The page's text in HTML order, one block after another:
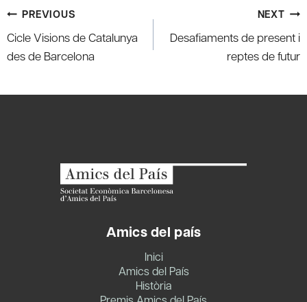
Post
navigation
PREVIOUS
Cicle Visions de Catalunya
des de Barcelona
NEXT
Desafiaments de present i
reptes de futur
Amics del país
Inici
Amics del País
Història